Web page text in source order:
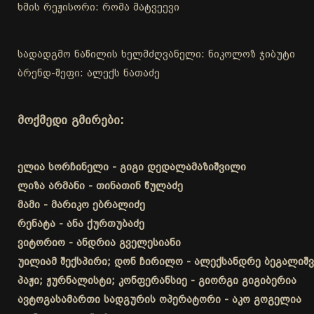
ხმის რეჟისორი: რომა მატვეევი
სადადგმო ნაწილის ხელმძღვანელი: ნიკოლოზ ჯიბუტი
ბრენდ-შეფი: ალექს ნათაძე
მოქმედი გმირები:
ელია სორჩინელი - გიგი დედალამაზიშვილი
ლიზა არმანი - თინათინ წულაძე
მამი - მარიკო ებრალიძე
რენატა - ანა ქურთუბაძე
ვიტორიო - ანდრია გველესიანი
უილიამ შექსპირი; დონ ჩირილო - ალექსანდრე
პაჟი; ჟურნალისტი; კონფერანსიე - გიორგი გიგიბერია
ავტოგასამართი სადგურის ოპერატორი - აკო გოგელია